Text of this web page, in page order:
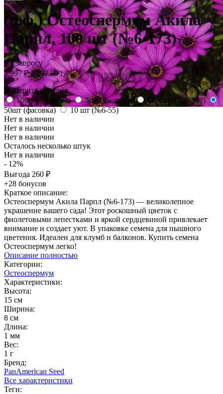
(п.ф.) Остеоспермум Акила
Парпл, 100 шт (№6-173)
По запросу
1 997 ₽ 2 257 ₽ -12%
Выберите вариант:
100шт (№6-173)
5шт (фасовка)
1000шт (№6-338)
50шт (фасовка)
10 шт (№6-55)
Нет в наличии
Нет в наличии
Нет в наличии
Осталось несколько штук
Нет в наличии
- 12%
Выгода 260 ₽
+28 бонусов
Краткое описание:
Остеоспермум Акила Парпл (№6-173) — великолепное
украшение вашего сада! Этот роскошный цветок с
фиолетовыми лепестками и яркой сердцевиной привлекает
внимание и создает уют. В упаковке семена для пышного
цветения. Идеален для клумб и балконов. Купить семена
Остеоспермум легко!
Описание полностью
Категории:
Остеоспермум
Характеристики:
Высота:
15 см
Ширина:
8 см
Длина:
1 мм
Вес:
1 г
Бренд:
PanAmerican Seed
Все характеристики
Теги: